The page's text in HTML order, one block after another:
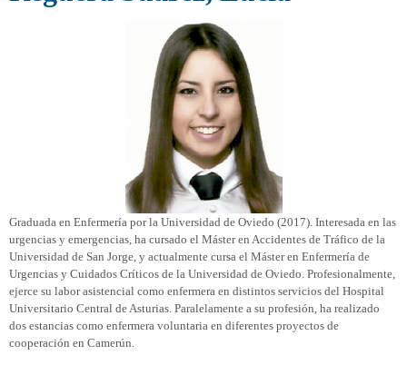
Graduada en Enfermería por la Universidad de Oviedo (2017). Interesada en las
urgencias y emergencias, ha cursado el Máster en Accidentes de Tráfico de la
Universidad de San Jorge, y actualmente cursa el Máster en Enfermería de
Urgencias y Cuidados Críticos de la Universidad de Oviedo. Profesionalmente,
ejerce su labor asistencial como enfermera en distintos servicios del Hospital
Universitario Central de Asturias. Paralelamente a su profesión, ha realizado
dos estancias como enfermera voluntaria en diferentes proyectos de
cooperación en Camerún.